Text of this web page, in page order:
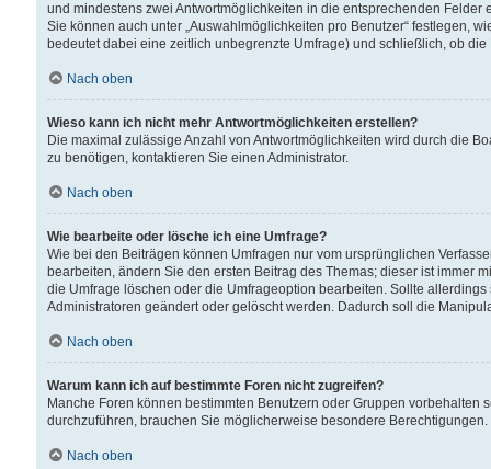
und mindestens zwei Antwortmöglichkeiten in die entsprechenden
Sie können auch unter „Auswahlmöglichkeiten pro Benutzer“ festlegen,
bedeutet dabei eine zeitlich unbegrenzte Umfrage) und schließlich, ob
Nach oben
Wieso kann ich nicht mehr Antwortmöglichkeiten erstellen?
Die maximal zulässige Anzahl von Antwortmöglichkeiten wird durch die
zu benötigen, kontaktieren Sie einen Administrator.
Nach oben
Wie bearbeite oder lösche ich eine Umfrage?
Wie bei den Beiträgen können Umfragen nur vom ursprünglichen
bearbeiten, ändern Sie den ersten Beitrag des Themas; dieser ist immer
die Umfrage löschen oder die Umfrageoption bearbeiten. Sollte
Administratoren geändert oder gelöscht werden. Dadurch soll die
Nach oben
Warum kann ich auf bestimmte Foren nicht zugreifen?
Manche Foren können bestimmten Benutzern oder Gruppen
durchzuführen, brauchen Sie möglicherweise besondere
Nach oben